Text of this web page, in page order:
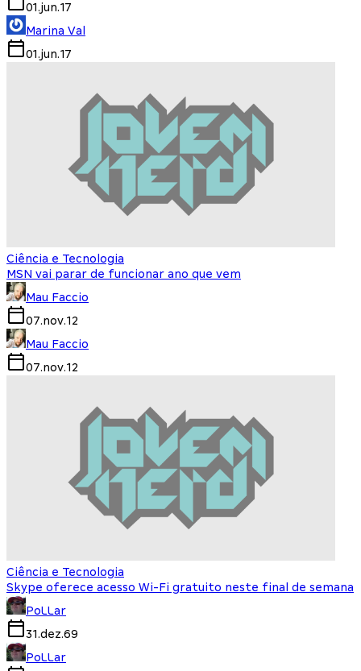
01.jun.17
Marina Val
01.jun.17
Ciência e Tecnologia
MSN vai parar de funcionar ano que vem
Mau Faccio
07.nov.12
Mau Faccio
07.nov.12
Ciência e Tecnologia
Skype oferece acesso Wi-Fi gratuito neste final de semana
PoLLar
31.dez.69
PoLLar